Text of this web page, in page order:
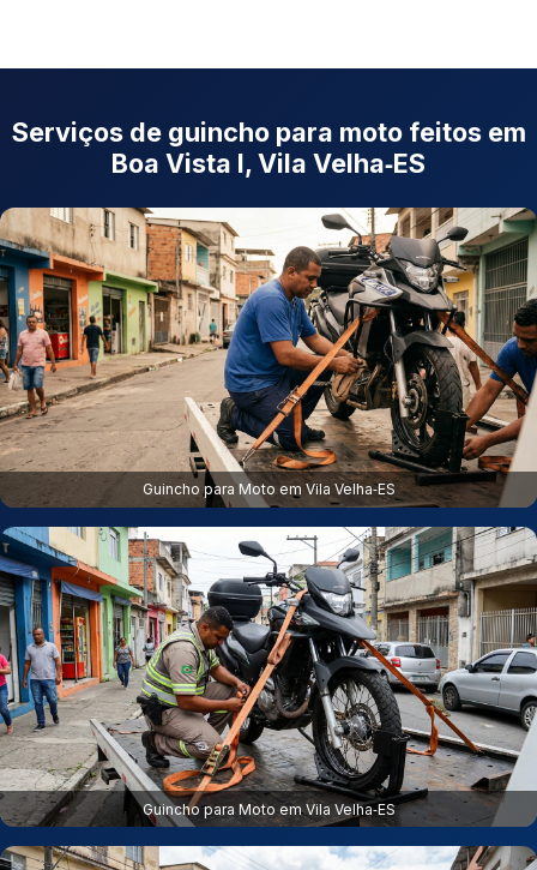
Serviços de guincho para moto feitos em
Boa Vista I, Vila Velha‑ES
Guincho para Moto em Vila Velha‑ES
Guincho para Moto em Vila Velha‑ES